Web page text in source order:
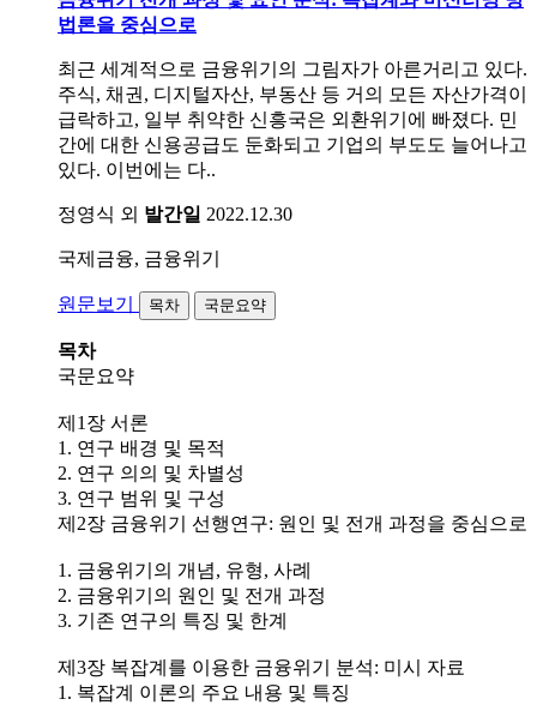
법론을 중심으로
최근 세계적으로 금융위기의 그림자가 아른거리고 있다.
주식, 채권, 디지털자산, 부동산 등 거의 모든 자산가격이
급락하고, 일부 취약한 신흥국은 외환위기에 빠졌다. 민
간에 대한 신용공급도 둔화되고 기업의 부도도 늘어나고
있다. 이번에는 다..
정영식 외 발간일 2022.12.30
국제금융, 금융위기
원문보기 목차 국문요약
목차
국문요약
제1장 서론
1. 연구 배경 및 목적
2. 연구 의의 및 차별성
3. 연구 범위 및 구성
제2장 금융위기 선행연구: 원인 및 전개 과정을 중심으로
1. 금융위기의 개념, 유형, 사례
2. 금융위기의 원인 및 전개 과정
3. 기존 연구의 특징 및 한계
제3장 복잡계를 이용한 금융위기 분석: 미시 자료
1. 복잡계 이론의 주요 내용 및 특징